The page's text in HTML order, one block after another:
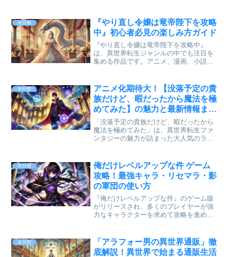
で描かれるのかを詳しく予想していきま
す。 また、...
未分類
『やり直し令嬢は竜帝陛下を攻略
中』初心者必見の楽しみ方ガイド
『やり直し令嬢は竜帝陛下を攻略中』
は、異世界転生ジャンルの中でも注目を
集める作品です。アニメ、漫画、小説の
となっています。これから作品に触れた
い初心者の方に向けて、それ...
未分類
アニメ化期待大！【没落予定の貴
族だけど、暇だったから魔法を極
めてみた】の魅力と最新情報まと
め
「没落予定の貴族だけど、暇だったから
魔法を極めてみた」は、異世界転生ファ
ンタジーの魅力が詰まった大人気のライ
ます。 この記事では、原作やコミカライ
ズ版の魅力に加え...
未分類
俺だけレベルアップな件 ゲーム
攻略！最強キャラ・リセマラ・影
の軍団の使い方
『俺だけレベルアップな件』のゲーム版
がリリースされ、多くのプレイヤーが強
力なキャラクターを求めて攻略を進めて
団の効率的な運用方法について詳しく解
説します。 初心者向け...
未分類
「アラフォー男の異世界通販」徹
底解説！異世界で始まる通販生活